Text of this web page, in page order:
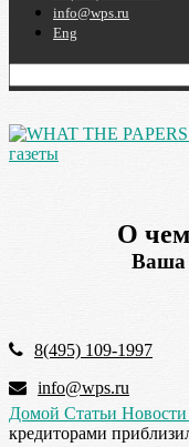
info@wps.ru
Eng
газеты
О чем
Ваша
8(495) 109-1997
info@wps.ru
Домой Статьи Новости
кредиторами